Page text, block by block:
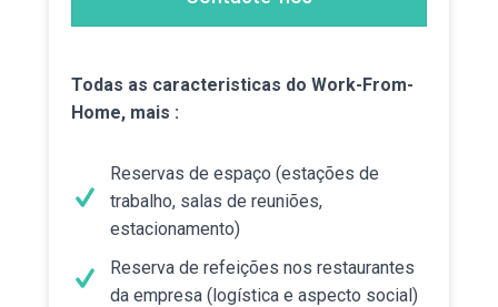
Todas as caracteristicas do Work-From-
Home, mais :
Reservas de espaço (estações de
trabalho, salas de reuniões,
estacionamento)
Reserva de refeições nos restaurantes
da empresa (logística e aspecto social)